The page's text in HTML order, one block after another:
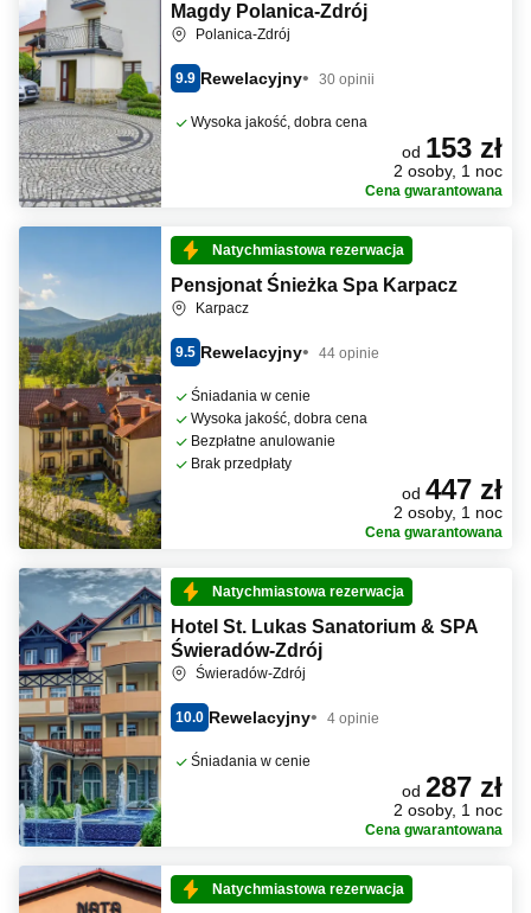
Magdy Polanica-Zdrój
Polanica-Zdrój
9.9 Rewelacyjny 30 opinii
Wysoka jakość, dobra cena
od 153 zł
2 osoby, 1 noc
Cena gwarantowana
Natychmiastowa rezerwacja
Pensjonat Śnieżka Spa Karpacz
Karpacz
9.5 Rewelacyjny 44 opinie
Śniadania w cenie
Wysoka jakość, dobra cena
Bezpłatne anulowanie
Brak przedpłaty
od 447 zł
2 osoby, 1 noc
Cena gwarantowana
Natychmiastowa rezerwacja
Hotel St. Lukas Sanatorium & SPA
Świeradów-Zdrój
Świeradów-Zdrój
10.0 Rewelacyjny 4 opinie
Śniadania w cenie
od 287 zł
2 osoby, 1 noc
Cena gwarantowana
Natychmiastowa rezerwacja